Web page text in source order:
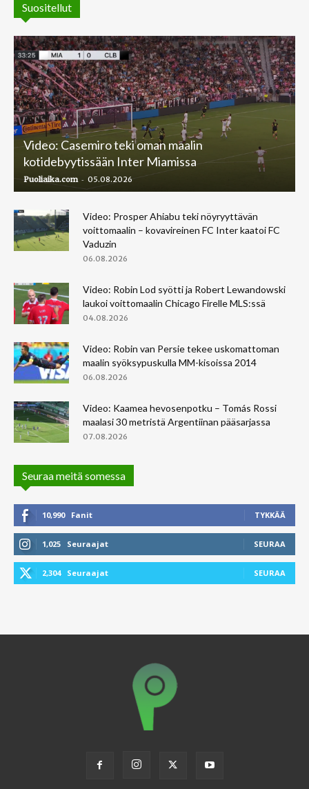
Suositellut
Video: Casemiro teki oman maalin
kotidebyytissään Inter Miamissa
Puoliaika.com - 05.08.2026
Video: Prosper Ahiabu teki nöyryyttävän
voittomaalin – kovavireinen FC Inter kaatoi FC
Vaduzin
06.08.2026
Video: Robin Lod syötti ja Robert Lewandowski
laukoi voittomaalin Chicago Firelle MLS:ssä
04.08.2026
Video: Robin van Persie tekee uskomattoman
maalin syöksypuskulla MM-kisoissa 2014
06.08.2026
Video: Kaamea hevosenpotku – Tomás Rossi
maalasi 30 metristä Argentiinan pääsarjassa
07.08.2026
Seuraa meitä somessa
10,990 Fanit TYKKÄÄ
1,025 Seuraajat SEURAA
2,304 Seuraajat SEURAA